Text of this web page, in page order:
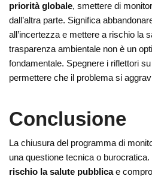
priorità globale, smettere di
dall’altra parte. Significa
all’incertezza e mettere a rischio la
trasparenza ambientale non è un
fondamentale. Spegnere i riflettori
permettere che il problema si
Conclusione
La chiusura del programma di
una questione tecnica o
rischio la salute pubblicae